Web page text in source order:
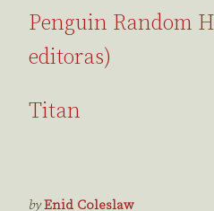
Penguin Random
editoras)
Titan
byEnid Coleslaw